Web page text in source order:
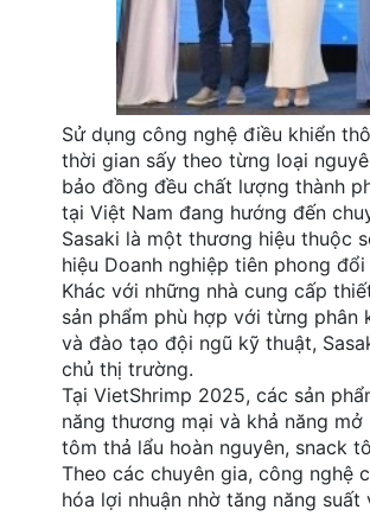
Sử dụng công nghệ điều khiển
thời gian sấy theo từng loại
bảo đồng đều chất lượng thành
tại Việt Nam đang hướng đến
Sasaki là một thương hiệu thuộc
hiệu Doanh nghiệp tiên phong
Khác với những nhà cung cấp
sản phẩm phù hợp với từng
và đào tạo đội ngũ kỹ thuật,
chủ thị trường.
Tại VietShrimp 2025, các sản
năng thương mại và khả năng
tôm thả lẩu hoàn nguyên, snack
Theo các chuyên gia, công nghệ
hóa lợi nhuận nhờ tăng năng